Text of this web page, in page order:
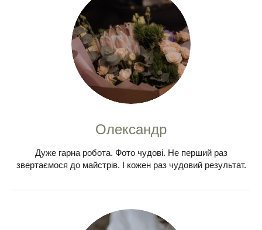
Олександр
Дуже гарна робота. Фото чудові. Не перший раз
звертаємося до майстрів. І кожен раз чудовий результат.